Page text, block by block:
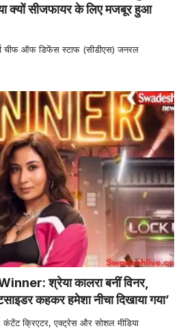
क्यों सीजफायर के लिए मजबूर हुआ
चीफ ऑफ डिफेंस स्टाफ (सीडीएस) जनरल
श्रेया कालरा बनीं विनर,
कहकर हमेशा नीचा दिखाया गया’
क्रिएटर, एक्ट्रेस और सोशल मीडिया